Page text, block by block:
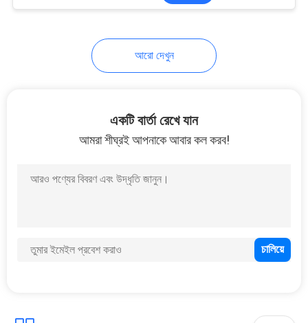
RTP পাইপ মেকিং মেশিন
আরো দেখুন
একটি বার্তা রেখে যান
আমরা শীঘ্রই আপনাকে আবার কল করব!